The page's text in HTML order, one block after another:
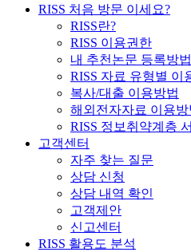
RISS 처음 방문 이세요?
RISS란?
RISS 이용권한
내 추천논문 등록방법
RISS 자료 유형별 이
복사/대출 이용방법
해외전자자료 이용방
RISS 정보취약계층
고객센터
자주 찾는 질문
상담 신청
상담 내역 확인
고객제안
신고센터
RISS 활용도 분석